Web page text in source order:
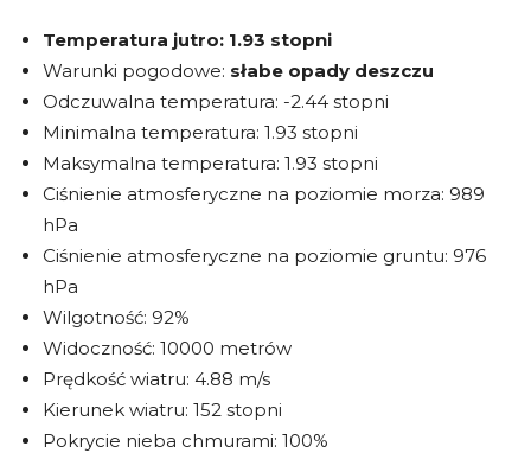
Temperatura jutro: 1.93 stopni
Warunki pogodowe: słabe opady deszczu
Odczuwalna temperatura: -2.44 stopni
Minimalna temperatura: 1.93 stopni
Maksymalna temperatura: 1.93 stopni
Ciśnienie atmosferyczne na poziomie morza: 989
hPa
Ciśnienie atmosferyczne na poziomie gruntu: 976
hPa
Wilgotność: 92%
Widoczność: 10000 metrów
Prędkość wiatru: 4.88 m/s
Kierunek wiatru: 152 stopni
Pokrycie nieba chmurami: 100%